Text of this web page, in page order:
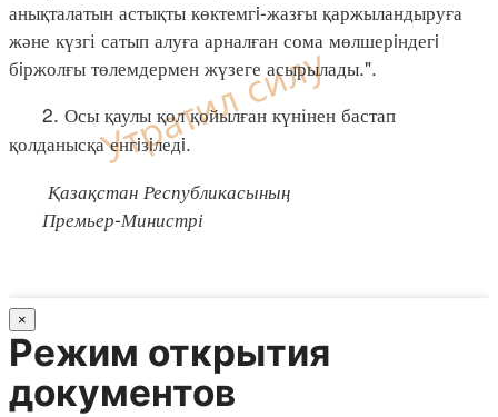
анықталатын астықты көктемгi-жазғы қаржыландыруға
және күзгі сатып алуға арналған сома мөлшерiндегi
бiржолғы төлемдермен жүзеге асырылады.".
2. Осы қаулы қол қойылған күнінен бастап
қолданысқа енгiзiледi.
Қазақстан Республикасының
Премьер-Министрі
×
Режим открытия
документов